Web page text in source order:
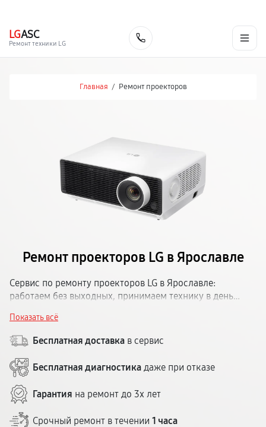
LGASC
Ремонт техники LG
Главная / Ремонт проекторов
Ремонт проекторов LG в Ярославле
Сервис по ремонту проекторов LG в Ярославле:
работаем без выходных, принимаем технику в день
цена согласовывается заранее.
Показать всё
Бесплатная доставка в сервис
Бесплатная диагностика даже при отказе
Гарантия на ремонт до 3х лет
Срочный ремонт в течении 1 часа